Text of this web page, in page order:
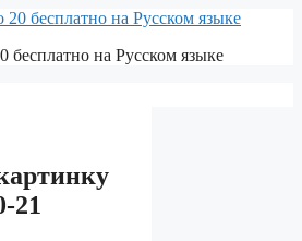
бесплатно на Русском языке
21